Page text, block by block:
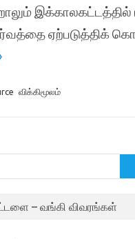
இக்காலகட்டத்தில்
ஏற்படுத்திக்
விக்கிமூலம்
– வங்கி விவரங்கள்